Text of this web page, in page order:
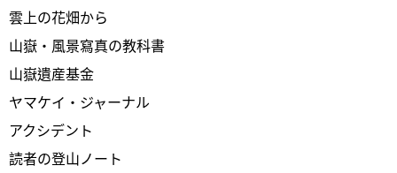
雲上の花畑から
山嶽・風景寫真の教科書
山嶽遺産基金
ヤマケイ・ジャーナル
アクシデント
読者の登山ノート